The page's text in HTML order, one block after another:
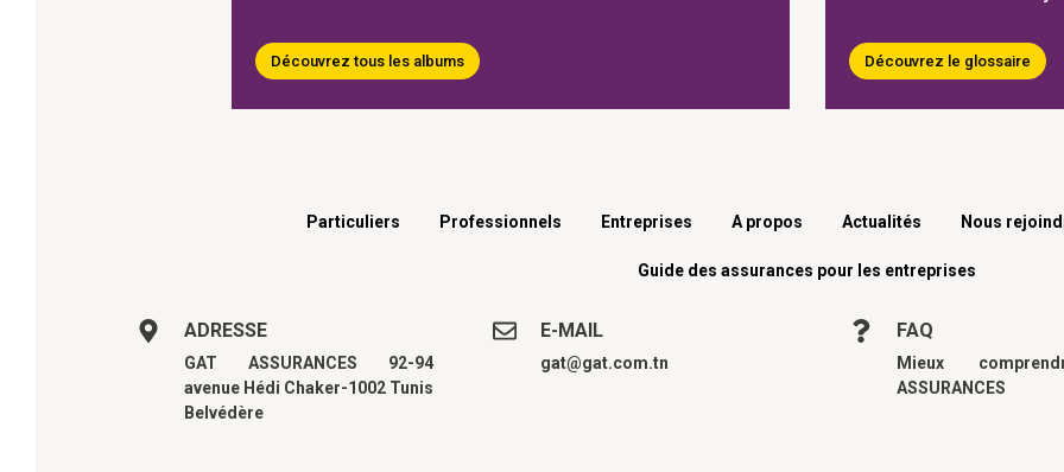
Découvrez tous les albums Découvrez le glossaire
Particuliers Professionnels Entreprises A propos Actualités Nous
Guide des assurances pour les entreprises
ADRESSE
GAT ASSURANCES 92-94
avenue Hédi Chaker-1002 Tunis
Belvédère
E-MAIL
gat@gat.com.tn
FAQ
Mieux
ASSURANCES